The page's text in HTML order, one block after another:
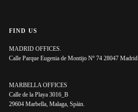
FIND US
MADRID OFFICES.
Calle Parque Eugenia de Montijo Nº 74 28047
MARBELLA OFFICES
Calle de la Playa 3016_B
29604 Marbella, Malaga, Spàin.